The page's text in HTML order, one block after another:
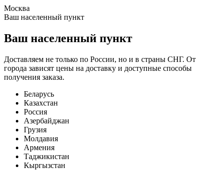
Москва
Ваш населенный пункт
Ваш населенный пункт
Доставляем не только по России, но и в страны СНГ. От
города зависят цены на доставку и доступные способы
получения заказа.
Беларусь
Казахстан
Россия
Азербайджан
Грузия
Молдавия
Армения
Таджикистан
Кыргызстан